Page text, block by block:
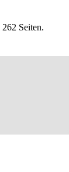
Seiten.